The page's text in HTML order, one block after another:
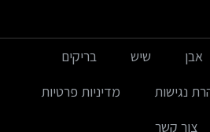
אבן שיש
בריקים
נגישות
מדיניות פרטיות
צור קשר